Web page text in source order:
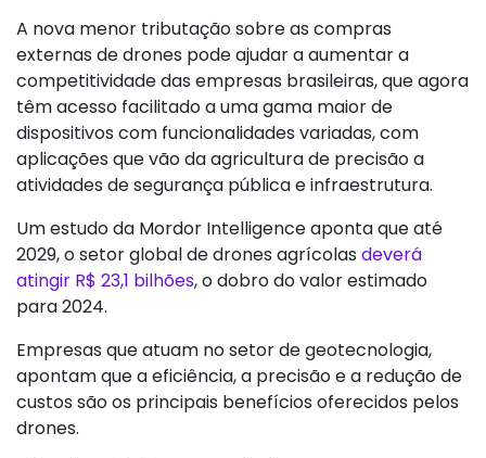
A nova menor tributação sobre as compras
externas de drones pode ajudar a aumentar a
competitividade das empresas brasileiras, que agora
têm acesso facilitado a uma gama maior de
dispositivos com funcionalidades variadas, com
aplicações que vão da agricultura de precisão a
atividades de segurança pública e infraestrutura.
Um estudo da Mordor Intelligence aponta que até
2029, o setor global de drones agrícolas deverá
atingir R$ 23,1 bilhões, o dobro do valor estimado
para 2024.
Empresas que atuam no setor de geotecnologia,
apontam que a eficiência, a precisão e a redução de
custos são os principais benefícios oferecidos pelos
drones.